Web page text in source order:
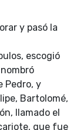
y pasó la
escogió
Pedro, y
Bartolomé,
llamado el
que fue